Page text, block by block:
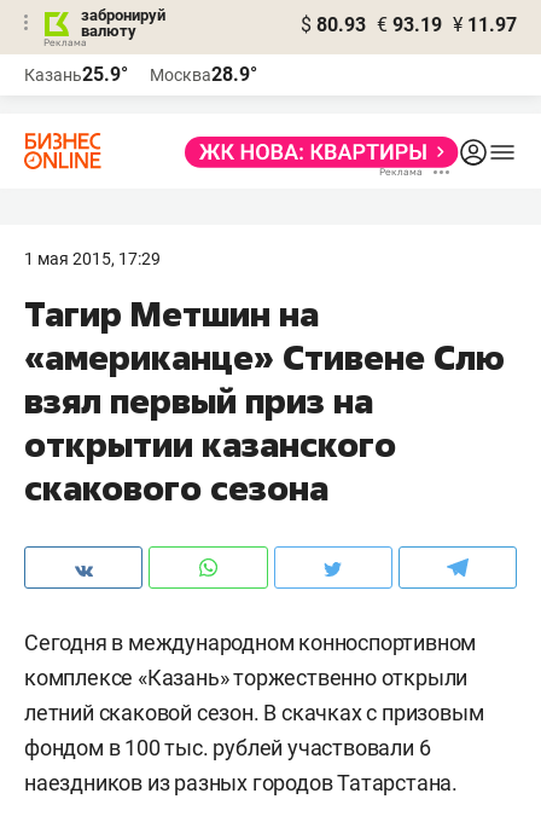
забронируй
валюту
$ 80.93 € 93.19 ¥ 11.97
Казань25.9° Москва28.9°
1 мая 2015, 17:29
Тагир Метшин на
«американце» Стивене Слю
взял первый приз на
открытии казанского
скакового сезона
Сегодня в международном конноспортивном
комплексе «Казань» торжественно открыли
летний скаковой сезон. В скачках с призовым
фондом в 100 тыс. рублей участвовали 6
наездников из разных городов Татарстана.